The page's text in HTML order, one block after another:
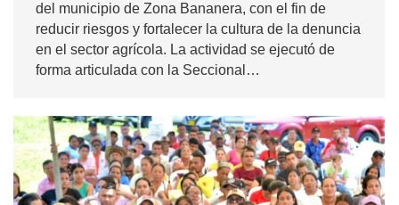
del municipio de Zona Bananera, con el fin de
reducir riesgos y fortalecer la cultura de la denuncia
en el sector agrícola. La actividad se ejecutó de
forma articulada con la Seccional…